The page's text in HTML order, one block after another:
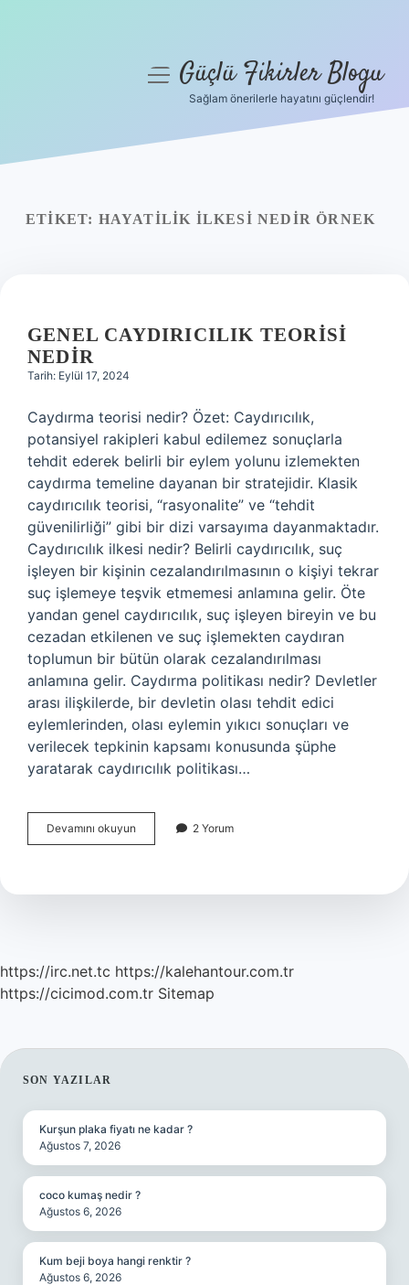
Yasal Uyarı
menüyüGüçlü Fikirler Blogu
Sağlam önerilerle hayatını güçlendir!
ETIKET: HAYATILIK ILKESI NEDIR ÖRNEK
GENEL CAYDIRICILIK TEORISI
NEDIR
Tarih: Eylül 17, 2024
Caydırma teorisi nedir? Özet: Caydırıcılık,
potansiyel rakipleri kabul edilemez sonuçlarla
tehdit ederek belirli bir eylem yolunu izlemekten
caydırma temeline dayanan bir stratejidir. Klasik
caydırıcılık teorisi, “rasyonalite” ve “tehdit
güvenilirliği” gibi bir dizi varsayıma dayanmaktadır.
Caydırıcılık ilkesi nedir? Belirli caydırıcılık, suç
işleyen bir kişinin cezalandırılmasının o kişiyi tekrar
suç işlemeye teşvik etmemesi anlamına gelir. Öte
yandan genel caydırıcılık, suç işleyen bireyin ve bu
cezadan etkilenen ve suç işlemekten caydıran
toplumun bir bütün olarak cezalandırılması
anlamına gelir. Caydırma politikası nedir? Devletler
arası ilişkilerde, bir devletin olası tehdit edici
eylemlerinden, olası eylemin yıkıcı sonuçları ve
verilecek tepkinin kapsamı konusunda şüphe
yaratarak caydırıcılık politikası…
Devamını okuyun
Caydırıcılık
2 Yorum
https://irc.net.tc https://kalehantour.com.tr
https://cicimod.com.tr Sitemap
SIDEBAR
SON YAZILAR
Kurşun plaka fiyatı ne kadar ?
Ağustos 7, 2026
coco kumaş nedir ?
Ağustos 6, 2026
Kum beji boya hangi renktir ?
Ağustos 6, 2026